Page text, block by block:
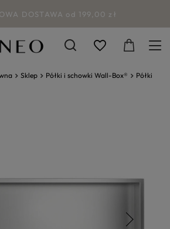
DOSTAWA od 199,00 zł
Sklep Półki i schowki Wall-Box® Półki